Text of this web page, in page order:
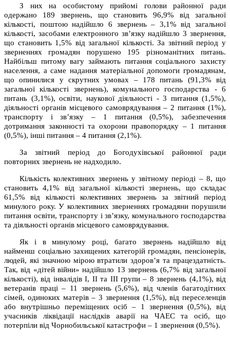
З них на особистому прийомі голови районної ради
одержано 189 звернень, що становить 96,9% від загальної
кількості, поштою надійшло 6 звернень – 3,1% від загальної
кількості, засобами електронного зв’язку надійшло 3 звернення,
що становить 1,5% від загальної кількості. За звітний період у
зверненнях громадян порушено 195 різноманітних питань.
Найбільш питому вагу займають питання соціального захисту
населення, а саме надання матеріальної допомоги громадянам,
що опинилися у скрутних умовах – 178 питань (91,3% від
загальної кількості звернень), комунального господарства - 6
питань (3,1%), освіти, наукової діяльності - 3 питання (1,5%),
діяльності органів місцевого самоврядування – 2 питання (1%),
транспорту і зв’язку – 1 питання (0,5%), забезпечення
дотримання законності та охорони правопорядку – 1 питання
(0,5%), інші питання – 4 питання (2,1%).
За звітний період до Богодухівської районної ради
повторних звернень не надходило.
Кількість колективних звернень у звітному періоді – 8, що
становить 4,1% від загальної кількості звернень, що складає
61,5% від кількості колективних звернень за звітний період
минулого року. У колективних зверненнях громадяни порушили
питання освіти, транспорту і зв’язку, комунального господарства
та діяльності органів місцевого самоврядування.
Як і в минулому році, багато звернень надійшло від
найменш соціально захищених категорій громадян, пенсіонерів,
людей, які значною мірою втратили здоров’я та працездатність.
Так, від «дітей війни» надійшло 13 звернень (6,7% від загальної
кількості), від інвалідів І, ІІ та ІІІ групи – 8 звернень (4,1%), від
ветеранів праці – 11 звернень (5,6%), від членів багатодітних
сімей, одиноких матерів – 3 звернення (1,5%), від переселенців
або внутрішньо переміщених осіб – 1 звернення (0,5%), від
учасників ліквідації наслідків аварії на ЧАЕС та осіб, що
потерпіли від Чорнобильської катастрофи – 1 звернення (0,5%).